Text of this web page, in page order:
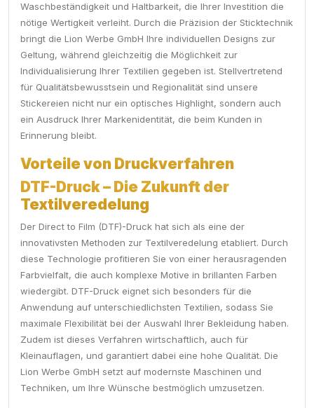
Waschbeständigkeit und Haltbarkeit, die Ihrer Investition die
nötige Wertigkeit verleiht. Durch die Präzision der Sticktechnik
bringt die Lion Werbe GmbH Ihre individuellen Designs zur
Geltung, während gleichzeitig die Möglichkeit zur
Individualisierung Ihrer Textilien gegeben ist. Stellvertretend
für Qualitätsbewusstsein und Regionalität sind unsere
Stickereien nicht nur ein optisches Highlight, sondern auch
ein Ausdruck Ihrer Markenidentität, die beim Kunden in
Erinnerung bleibt.
Vorteile von Druckverfahren
DTF-Druck – Die Zukunft der
Textilveredelung
Der Direct to Film (DTF)-Druck hat sich als eine der
innovativsten Methoden zur Textilveredelung etabliert. Durch
diese Technologie profitieren Sie von einer herausragenden
Farbvielfalt, die auch komplexe Motive in brillanten Farben
wiedergibt. DTF-Druck eignet sich besonders für die
Anwendung auf unterschiedlichsten Textilien, sodass Sie
maximale Flexibilität bei der Auswahl Ihrer Bekleidung haben.
Zudem ist dieses Verfahren wirtschaftlich, auch für
Kleinauflagen, und garantiert dabei eine hohe Qualität. Die
Lion Werbe GmbH setzt auf modernste Maschinen und
Techniken, um Ihre Wünsche bestmöglich umzusetzen.